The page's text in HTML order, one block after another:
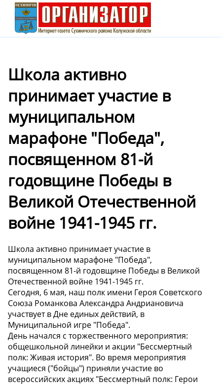
Школа активно
принимает участие в
муниципальном
марафоне "Победа",
посвященном 81-й
годовщине Победы в
Великой Отечественной
войне 1941-1945 гг.
Школа активно принимает участие в
муниципальном марафоне "Победа",
посвященном 81-й годовщине Победы в Великой
Отечественной войне 1941-1945 гг.
Сегодня, 6 мая, наш полк имени Героя Советского
Союза Романкова Александра Андриановича
участвует в Дне единых действий, в
Муниципальной игре "Победа".
День начался с торжественного мероприятия:
общешкольной линейки и акции "Бессмертный
полк: Живая история". Во время мероприятия
учащиеся ("бойцы") приняли участие во
всероссийских акциях "Бессмертный полк: Герои